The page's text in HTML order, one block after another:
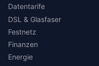
Datentarife
DSL & Glasfaser
Festnetz
Finanzen
Energie